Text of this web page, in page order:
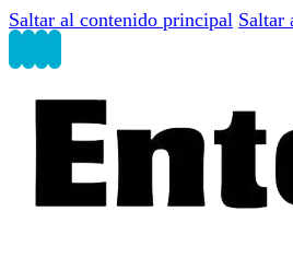
Saltar al contenido principal Saltar